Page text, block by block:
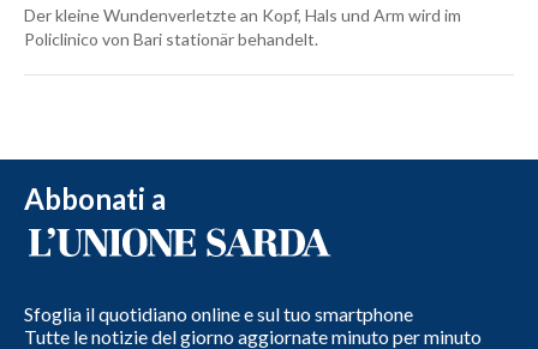
Der kleine Wundenverletzte an Kopf, Hals und Arm wird im
Policlinico von Bari stationär behandelt.
Abbonati a
Sfoglia il quotidiano online e sul tuo smartphone
Tutte le notizie del giorno aggiornate minuto per minuto